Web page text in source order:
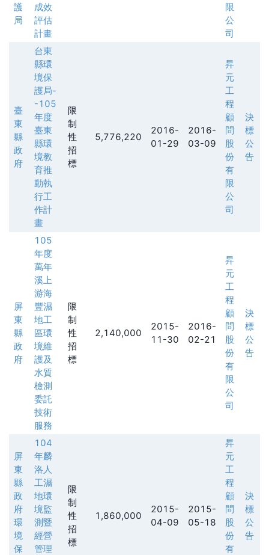
護
局
成效
評估
計畫
限
公
司
臺
東
縣
政
府
台東
縣環
境保
護局-
-105
年度
臺東
縣環
境教
育推
動執
行工
作計
畫
限
制
性
招
標
5,776,220
2016-
01-29
2016-
03-09
昇
元
工
程
顧
問
股
份
有
限
公
司
決
標
公
告
屏
東
縣
政
府
105
年度
萬年
溪上
游海
豐濕
地工
區環
境維
護及
水質
檢測
委託
技術
服務
限
制
性
招
標
2,140,000
2015-
11-30
2016-
02-21
昇
元
工
程
顧
問
股
份
有
限
公
司
決
標
公
告
屏
東
縣
政
府
環
境
保
104
年麟
洛人
工濕
地環
境監
測暨
經營
管理
限
制
性
招
標
1,860,000
2015-
04-09
2015-
05-18
昇
元
工
程
顧
問
股
份
有
決
標
公
告